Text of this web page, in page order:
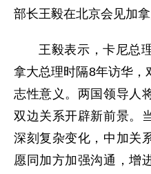
部长王毅在北京会见加拿
王毅表示，卡尼总
拿大总理时隔8年访华，
志性意义。两国领导人
双边关系开辟新前景。
深刻复杂变化，中加关
愿同加方加强沟通，增